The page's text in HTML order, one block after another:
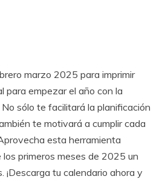
marzo 2025 para imprimir
para empezar el año con la
sólo te facilitará la planificación
te motivará a cumplir cada
esta herramienta
primeros meses de 2025 un
¡Descarga tu calendario ahora y